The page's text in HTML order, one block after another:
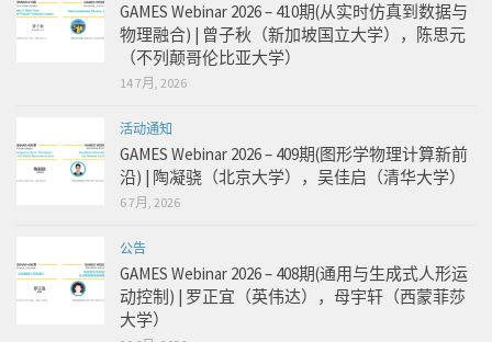
GAMES Webinar 2026 – 410期(从实时仿真到数据与
物理融合) | 曾子秋（新加坡国立大学），陈思元
（不列颠哥伦比亚大学）
14 7月, 2026
活动通知
GAMES Webinar 2026 – 409期(图形学物理计算新前
沿) | 陶凝骁（北京大学），吴佳启（清华大学）
6 7月, 2026
公告
GAMES Webinar 2026 – 408期(通用与生成式人形运
动控制) | 罗正宜（英伟达），母宇轩（西蒙菲莎
大学）